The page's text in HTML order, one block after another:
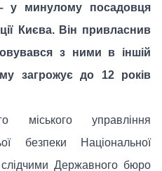
у минулому посадовця
Києва. Він привласнив
з ними в іншій
загрожує до 12 років
міського управління
безпеки Національної
слідчими Державного бюро